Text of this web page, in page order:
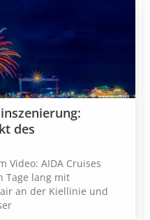
des
Video: AIDA Cruises
Tage lang mit
an der Kiellinie und